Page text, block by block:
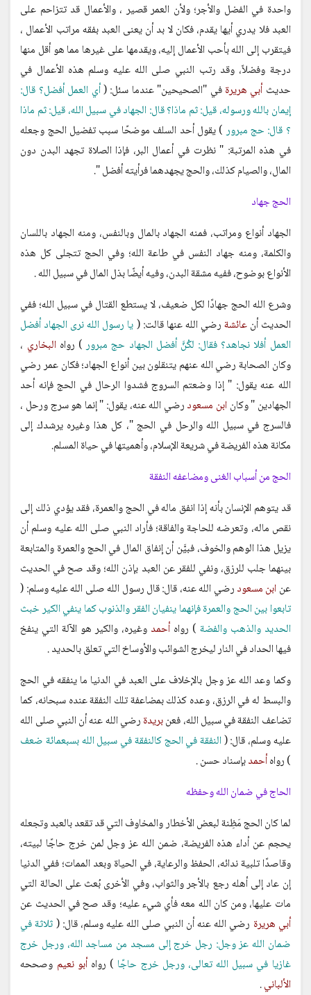
واحدة في الفضل والأجر؛ ولأن العمر قصير ، والأعمال قد تتزاحم على
العبد فلا يدري أيها يقدم، فكان لا بد أن يعنى العبد بفقه مراتب الأعمال ،
فيتقرب إلى الله بأحب الأعمال إليه، ويقدمها على غيرها مما هو أقل منها
درجة وفضلاً، وقد رتب النبي صلى الله عليه وسلم هذه الأعمال في
حديثأبي هريرةفي "الصحيحين" عندما سئل: (أي العمل أفضل؟ قال:
إيمان بالله ورسوله، قيل: ثم ماذا؟ قال: الجهاد في سبيل الله، قيل: ثم ماذا
؟ قال: حج مبرور) يقول أحد السلف موضحًا سبب تفضيل الحج وجعله
في هذه المرتبة: " نظرت في أعمال البر، فإذا الصلاة تجهد البدن دون
المال، والصيام كذلك، والحج يجهدهما فرأيته أفضل ".
الحج جهاد
الجهاد أنواع ومراتب، فمنه الجهاد بالمال وبالنفس، ومنه الجهاد باللسان
والكلمة، ومنه جهاد النفس في طاعة الله؛ وفي الحج تتجلى كل هذه
الأنواع بوضوح، ففيه مشقة البدن، وفيه أيضًا بذل المال في سبيل الله .
وشرع الله الحج جهادًا لكل ضعيف، لا يستطع القتال في سبيل الله؛ ففي
الحديث أنعائشةرضي الله عنها قالت: (يا رسول الله نرى الجهاد أفضل
العمل أفلا نجاهد؟ فقال: لكُنَّ أفضل الجهاد حج مبرور) رواهالبخاري ،
وكان الصحابة رضي الله عنهم يتنقلون بين أنواع الجهاد؛ فكان عمر رضي
الله عنه يقول: " إذا وضعتم السروج فشدوا الرحال في الحج فإنه أحد
الجهادين " وكانابن مسعودرضي الله عنه، يقول: " إنما هو سرج ورحل ،
فالسرج في سبيل الله والرحل في الحج "، كل هذا وغيره يرشدك إلى
مكانة هذه الفريضة في شريعة الإسلام، وأهميتها في حياة المسلم.
الحج من أسباب الغنى ومضاعفه النفقة
قد يتوهم الإنسان بأنه إذا انفق ماله في الحج والعمرة، فقد يؤدي ذلك إلى
نقص ماله، وتعرضه للحاجة والفاقة؛ فأراد النبي صلى الله عليه وسلم أن
يزيل هذا الوهم والخوف، فبيَّن أن إنفاق المال في الحج والعمرة والمتابعة
بينهما جلب للرزق، ونفي للفقر عن العبد بإذن الله؛ وقد صح في الحديث
عنابن مسعودرضي الله عنه، قال: قال رسول الله صلى الله عليه وسلم: (
تابعوا بين الحج والعمرة فإنهما ينفيان الفقر والذنوب كما ينفي الكير خبث
الحديد والذهب والفضة ) رواهأحمد وغيره، والكير هو الآلة التي ينفخ
فيها الحداد في النار ليخرج الشوائب والأوساخ التي تعلق بالحديد .
وكما وعد الله عز وجل بالإخلاف على العبد في الدنيا ما ينفقه في الحج
والبسط له في الرزق، وعده كذلك بمضاعفة تلك النفقة عنده سبحانه، كما
تضاعف النفقة في سبيل الله، فعنبريدةرضي الله عنه أن النبي صلى الله
عليه وسلم، قال: (النفقة في الحج كالنفقة في سبيل الله بسبعمائة ضعف
) رواهأحمدبإسناد حسن .
الحاج في ضمان الله وحفظه
لما كان الحج مَظِنة لبعض الأخطار والمخاوف التي قد تقعد بالعبد وتجعله
يحجم عن أداء هذه الفريضة، ضمن الله عز وجل لمن خرج حاجًا لبيته،
وقاصدًا تلبية ندائه، الحفظ والرعاية، في الحياة وبعد الممات؛ ففي الدنيا
إن عاد إلى أهله رجع بالأجر والثواب، وفي الأخرى بُعث على الحالة التي
مات عليها، ومن كان الله معه فأي شيء عليه؛ وقد صح في الحديث عن
أبي هريرة رضي الله عنه أن النبي صلى الله عليه وسلم، قال: (ثلاثة في
ضمان الله عز وجل: رجل خرج إلى مسجد من مساجد الله، ورجل خرج
غازيا في سبيل الله تعالى، ورجل خرج حاجًا ) رواهأبو نعيم وصححه
الألباني.